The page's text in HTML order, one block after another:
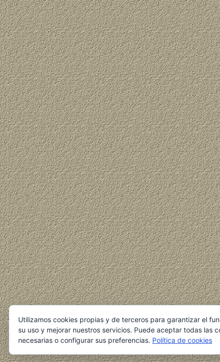
Utilizamos cookies propias y de terceros para garantizar el
su uso y mejorar nuestros servicios. Puede aceptar todas las
necesarias o configurar sus preferencias. Política de cookies